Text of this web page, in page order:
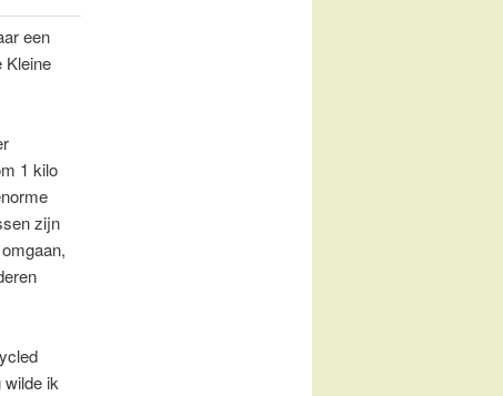
een
Kleine
1 kilo
zijn
wilde ik